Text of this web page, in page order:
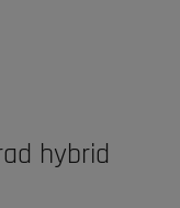
hybrid